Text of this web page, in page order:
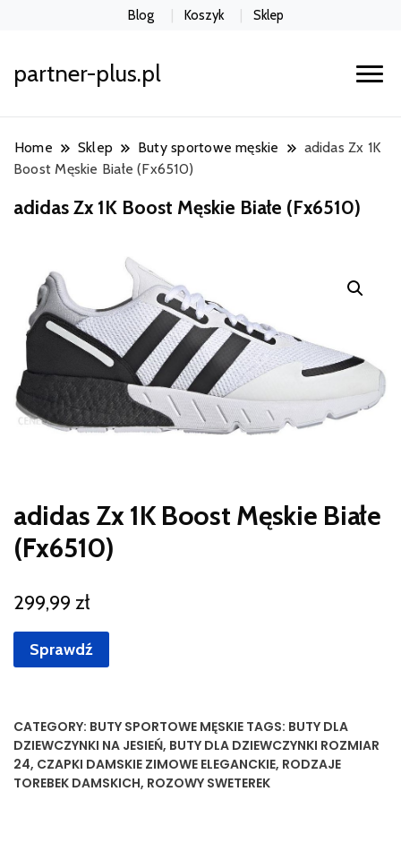
Blog Koszyk Sklep
partner-plus.pl
Home Sklep Buty sportowe męskie
adidas Zx 1K
Boost Męskie Białe (Fx6510)
adidas Zx 1K Boost Męskie Białe (Fx6510)
adidas Zx 1K Boost Męskie Białe
(Fx6510)
299,99 zł
Sprawdź
CATEGORY: BUTY SPORTOWE MĘSKIE TAGS: BUTY DLA
DZIEWCZYNKI NA JESIEŃ, BUTY DLA DZIEWCZYNKI ROZMIAR
24, CZAPKI DAMSKIE ZIMOWE ELEGANCKIE, RODZAJE
TOREBEK DAMSKICH, ROZOWY SWETEREK